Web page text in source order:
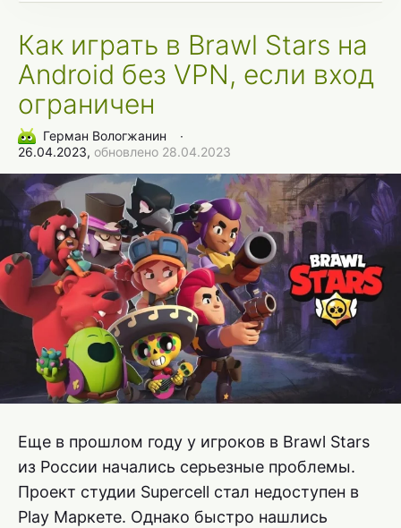
Как играть в Brawl Stars на
Android без VPN, если вход
ограничен
Герман Вологжанин
∙
26.04.2023, обновлено 28.04.2023
Еще в прошлом году у игроков в Brawl Stars
из России начались серьезные проблемы.
Проект студии Supercell стал недоступен в
Play Маркете. Однако быстро нашлись